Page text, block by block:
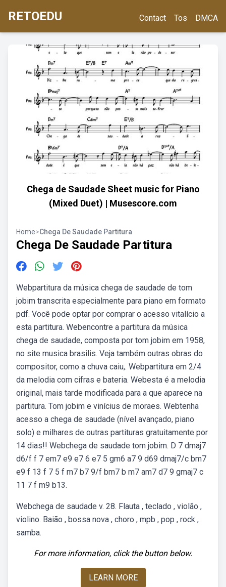
RETOEDU Contact Tos DMCA
Chega de Saudade Sheet music for Piano
(Mixed Duet) | Musescore.com
Home>Chega De Saudade Partitura
Chega De Saudade Partitura
Webpartitura da música chega de saudade de tom
jobim transcrita especialmente para piano em formato
pdf. Você pode optar por comprar o acesso vitalício a
esta partitura. Webencontre a partitura da música
chega de saudade, composta por tom jobim em 1958,
no site musica brasilis. Veja também outras obras do
compositor, como a chuva caiu,. Webpartitura em 2/4
da melodia com cifras e bateria. Webesta é a melodia
original, mais tarde modificada para a que aparece na
partitura. Tom jobim e vinícius de moraes. Webtenha
acesso a chega de saudade (nível avançado, piano
solo) e milhares de outras partituras gratuitamente por
14 dias!! Webchega de saudade tom jobim. D 7 dmaj7
d6/f f 7 em7 e9 e7 6 e7 5 gm6 a7 9 d69 dmaj7/c bm7
e9 f 13 f 7 5 f m7 b7 9/f bm7 b m7 am7 d7 9 gmaj7 c
11 7 f m9 b13.
Webchega de saudade v. 28. Flauta , teclado , violão ,
violino. Baião , bossa nova , choro , mpb , pop , rock ,
samba.
For more information, click the button below.
LEARN MORE